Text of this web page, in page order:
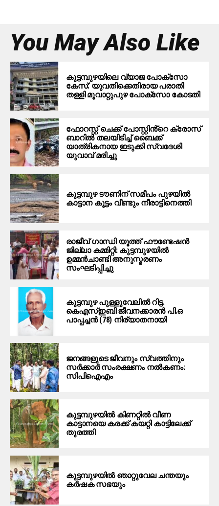
You May Also Like
കുട്ടമ്പുഴയിലെ വ്യാജ പോക്‌സോ
കേസ്: യുവതിക്കെതിരായ പരാതി
തള്ളി മൂവാറ്റുപുഴ പോക്‌സോ കോടതി
ഫോറസ്റ്റ് ചെക്ക് പോസ്റ്റിൻ്റെ ക്രോസ്
ബാറില്‍ തലയിടിച്ച് ബൈക്ക്
യാത്രികനായ ഇടുക്കി സ്വദേശി
യുവാവ് മരിച്ചു
കുട്ടമ്പുഴ ടൗണിന് സമീപം പുഴയിൽ
കാട്ടാന കൂട്ടം വീണ്ടും നീരാട്ടിനെത്തി
രാജീവ് ഗാന്ധി യൂത്ത് ഫൗണ്ടേഷൻ
ജില്ലാ കമ്മിറ്റി: കുട്ടമ്പുഴയിൽ
ഉമ്മൻചാണ്ടി അനുസ്മരണം
സംഘടിപ്പിച്ചു
കുട്ടമ്പുഴ പുള്ളുവേലില്‍ റിട്ട.
കെഎസ്ഇബി ജീവനക്കാരന്‍ പി.ഒ
പാപ്പച്ചന്‍ (78) നിര്യാതനായി
ജനങ്ങളുടെ ജീവനും സ്വത്തിനും
സര്‍ക്കാര്‍ സംരക്ഷണം നല്‍കണം:
സിപിഐഎം
കുട്ടമ്പുഴയില്‍ കിണറ്റില്‍ വീണ
കാട്ടാനയെ കരക്ക് കയറ്റി കാട്ടിലേക്ക്
തുരത്തി
കുട്ടമ്പുഴയില്‍ ഞാറ്റുവേല ചന്തയും
കര്‍ഷക സഭയും